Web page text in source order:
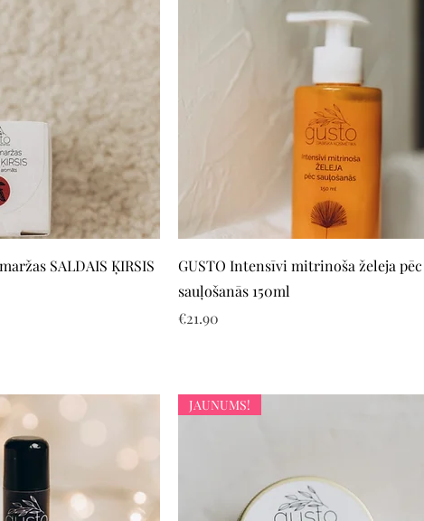
ViewSALDAIS ĶIRSIS
Quick View
GUSTO Intensīvi mitrinoša želeja pēc
sauļošanās 150ml
Price
€21.90
JAUNUMS!